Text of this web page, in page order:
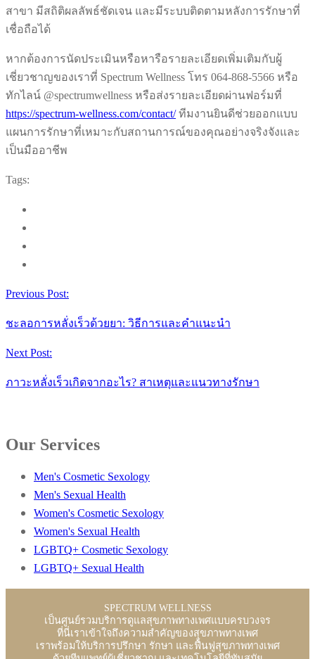
สาขา มีสถิติผลลัพธ์ชัดเจน และมีระบบติดตามหลังการรักษาที่
เชื่อถือได้
หากต้องการนัดประเมินหรือหารือรายละเอียดเพิ่มเติมกับผู้
เชี่ยวชาญของเราที่ Spectrum Wellness โทร 064-868-5566 หรือ
ทักไลน์ @spectrumwellness หรือส่งรายละเอียดผ่านฟอร์มที่
https://spectrum-wellness.com/contact/ทีมงานยินดีช่วยออกแบบ
แผนการรักษาที่เหมาะกับสถานการณ์ของคุณอย่างจริงจังและ
เป็นมืออาชีพ
Tags:
Previous Post:
ชะลอการหลั่งเร็วด้วยยา: วิธีการและคำแนะนำ
Next Post:
ภาวะหลั่งเร็วเกิดจากอะไร? สาเหตุและแนวทางรักษา
Our Services
Men's Cosmetic Sexology
Men's Sexual Health
Women's Cosmetic Sexology
Women's Sexual Health
LGBTQ+ Cosmetic Sexology
LGBTQ+ Sexual Health
SPECTRUM WELLNESS
เป็นศูนย์รวมบริการดูแลสุขภาพทางเพศแบบครบวงจร
ที่นี่เราเข้าใจถึงความสำคัญของสุขภาพทางเพศ
เราพร้อมให้บริการปรึกษา รักษา และฟื้นฟูสุขภาพทางเพศ